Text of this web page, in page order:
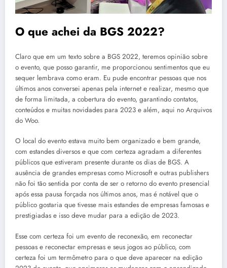
O que achei da BGS 2022?
Claro que em um texto sobre a BGS 2022, teremos opinião sobre
o evento, que posso garantir, me proporcionou sentimentos que eu
sequer lembrava como eram. Eu pude encontrar pessoas que nos
últimos anos conversei apenas pela internet e realizar, mesmo que
de forma limitada, a cobertura do evento, garantindo contatos,
conteúdos e muitas novidades para 2023 e além, aqui no Arquivos
do Woo.
O local do evento estava muito bem organizado e bem grande,
com estandes diversos e que com certeza agradam a diferentes
públicos que estiveram presente durante os dias de BGS. A
ausência de grandes empresas como Microsoft e outras publishers
não foi tão sentida por conta de ser o retorno do evento presencial
após essa pausa forçada nos últimos anos, mas é notável que o
público gostaria que tivesse mais estandes de empresas famosas e
prestigiadas e isso deve mudar para a edição de 2023.
Esse com certeza foi um evento de reconexão, em reconectar
pessoas e reconectar empresas e seus jogos ao público, com
certeza foi um termômetro para o que deve aparecer na edição